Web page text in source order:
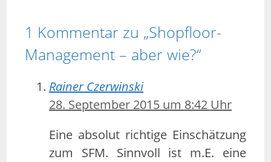
1 Kommentar zu „Shopfloor-
Management – aber wie?“
Rainer Czerwinski
28. September 2015 um 8:42 Uhr
Eine absolut richtige Einschätzung
zum SFM. Sinnvoll ist m.E. eine